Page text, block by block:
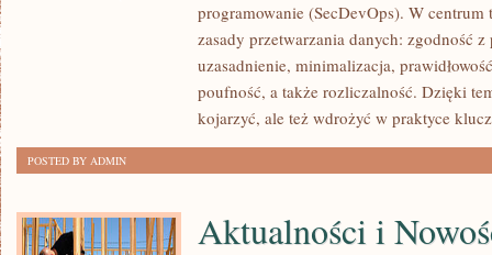
ORZECZNICTWO
programowanie (SecDevOps). W
zasady przetwarzania danych: zgodność
uzasadnienie, minimalizacja,
poufność, a także rozliczalność. Dzięki
kojarzyć, ale też wdrożyć w praktyce
POSTED BY ADMIN
Aktualności i